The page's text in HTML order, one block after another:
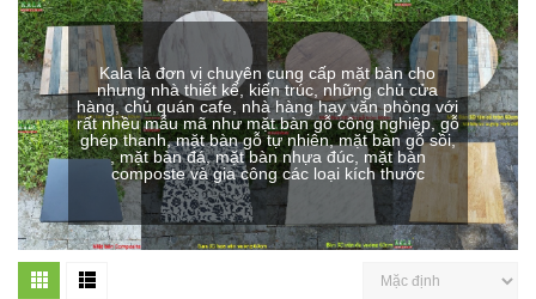
Kala là đơn vị chuyên cung cấp mặt bàn cho
nhưng nhà thiết kế, kiến trúc, những chủ cửa
hàng, chủ quán cafe, nhà hàng hay văn phòng với
rất nhều mẫu mã như mặt bàn gỗ công nghiệp, gỗ
ghép thanh, mặt bàn gỗ tự nhiên, mặt bàn gỗ sồi,
, mặt bàn đá, mặt bàn nhựa đúc, mặt bàn
composte và gia công các loại kích thước